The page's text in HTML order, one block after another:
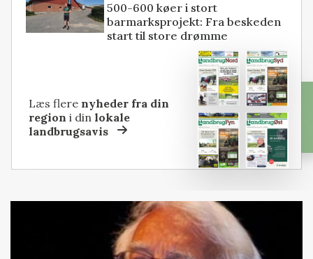
500-600 køer i stort
barmarksprojekt: Fra beskeden
start til store drømme
Læs flere nyheder fra din
region i dinlokale
landbrugsavis